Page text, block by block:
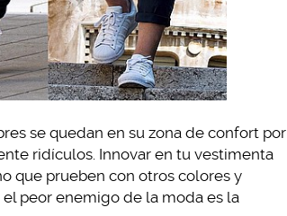
se quedan en su zona de confort por
ridículos. Innovar en tu vestimenta
que prueben con otros colores y
peor enemigo de la moda es la